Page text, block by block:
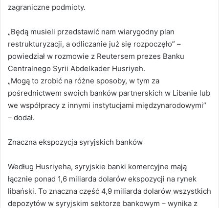
zagraniczne podmioty.
„Będą musieli przedstawić nam wiarygodny plan
restrukturyzacji, a odliczanie już się rozpoczęło” –
powiedział w rozmowie z Reutersem prezes Banku
Centralnego Syrii Abdelkader Husriyeh.
„Mogą to zrobić na różne sposoby, w tym za
pośrednictwem swoich banków partnerskich w Libanie lub
we współpracy z innymi instytucjami międzynarodowymi”
– dodał.
Znaczna ekspozycja syryjskich banków
Według Husriyeha, syryjskie banki komercyjne mają
łącznie ponad 1,6 miliarda dolarów ekspozycji na rynek
libański. To znaczna część 4,9 miliarda dolarów wszystkich
depozytów w syryjskim sektorze bankowym – wynika z